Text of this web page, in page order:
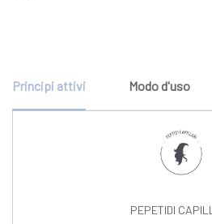
Principi attivi Modo d'uso
PEPETIDI